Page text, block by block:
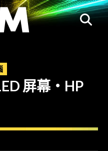
屏幕・HP